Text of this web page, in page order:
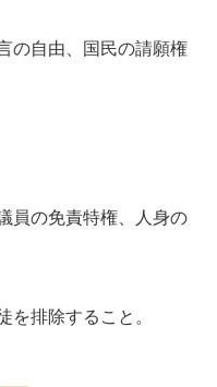
の自由、国民の請願権
員の免責特権、人身の
を排除すること。